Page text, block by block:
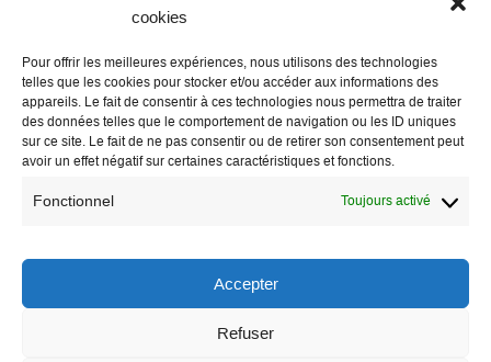
cookies
Pour offrir les meilleures expériences, nous utilisons des technologies
telles que les cookies pour stocker et/ou accéder aux informations des
appareils. Le fait de consentir à ces technologies nous permettra de traiter
des données telles que le comportement de navigation ou les ID uniques
sur ce site. Le fait de ne pas consentir ou de retirer son consentement peut
avoir un effet négatif sur certaines caractéristiques et fonctions.
Fonctionnel Toujours activé
Accepter
Refuser
Les Libres Géographes
28 rue Hoche